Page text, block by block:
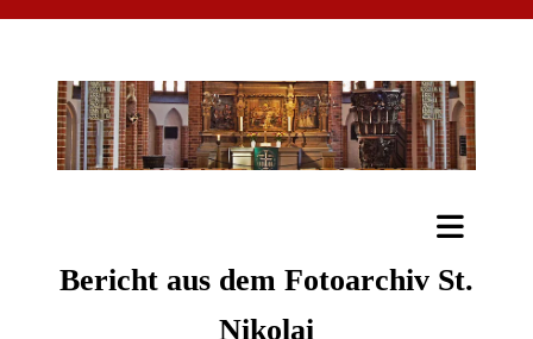
Bericht aus dem Fotoarchiv St.
Nikolai